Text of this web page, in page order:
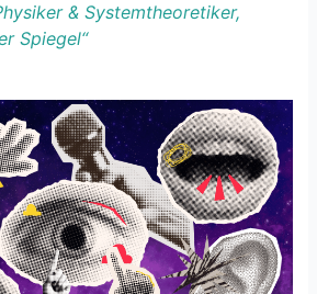
& Systemtheoretiker,
Spiegel“